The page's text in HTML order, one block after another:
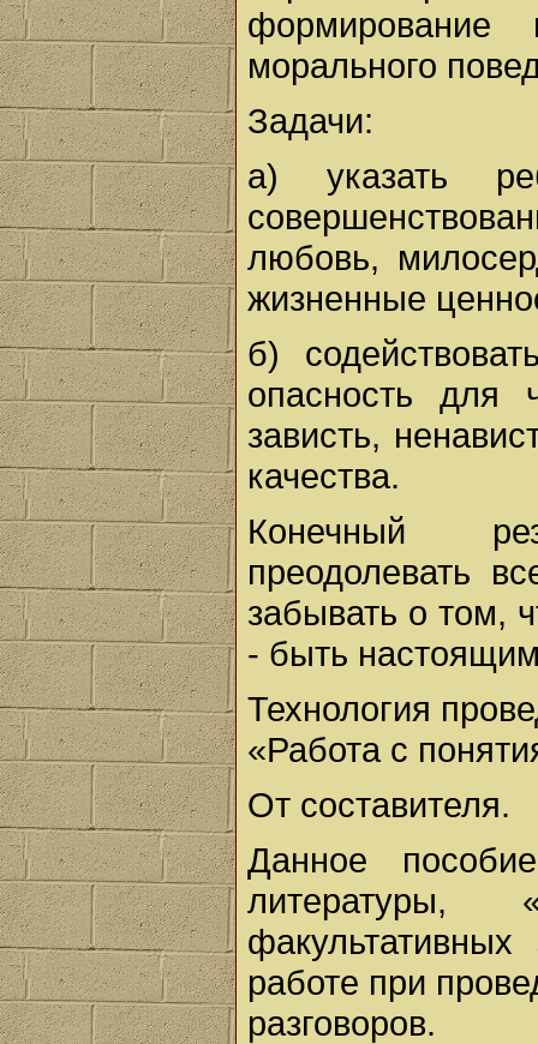
формирование
морального
Задачи:
а) указать
любовь,
жизненные
б)
опасность для
зависть,
качества.
Конечный
преодолевать
забывать о том,
- быть
Технология
«Работа с
От составителя.
Данное
работе при
разговоров.